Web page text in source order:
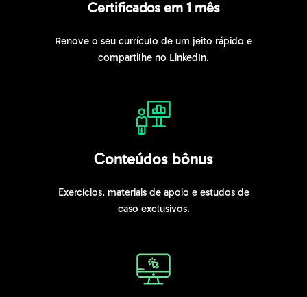
Certificados em 1 mês
Renove o seu currículo de um jeito rápido e
compartilhe no LinkedIn.
Conteúdos bônus
Exercícios, materiais de apoio e estudos de
caso exclusivos.